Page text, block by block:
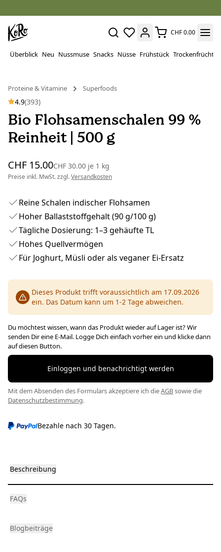
CHF 0.00
Überblick Neu Nussmuse Snacks Nüsse Frühstück Trockenfrüchte
Proteine ​​& Vitamine
Superfoods
4.9(393)
Bio Flohsamenschalen 99 %
Reinheit | 500 g
CHF 15.00CHF 30.00 je 1 kg
Preise inkl. MwSt. zzgl.Versandkosten
Reine Schalen indischer Flohsamen
Hoher Ballaststoffgehalt (90 g/100 g)
Tägliche Dosierung: 1–3 gehäufte TL
Hohes Quellvermögen
Für Joghurt, Müsli oder als veganer Ei-Ersatz
Dieses Produkt trifft voraussichtlich am 17.09.2026
ein. Das Datum kann um 1-2 Tage abweichen.
Du möchtest wissen, wann das Produkt wieder auf Lager ist? Wir
senden Dir eine E-Mail. Logge Dich einfach vorher ein und klicke dann
auf diesen Button.
Einloggen und benachrichtigt werden
Mit dem Absenden des Formulars akzeptiere ich dieAGBsowie die
Datenschutzbestimmung.
Bezahle nach 30 Tagen.
Beschreibung
FAQs
Blogbeiträge